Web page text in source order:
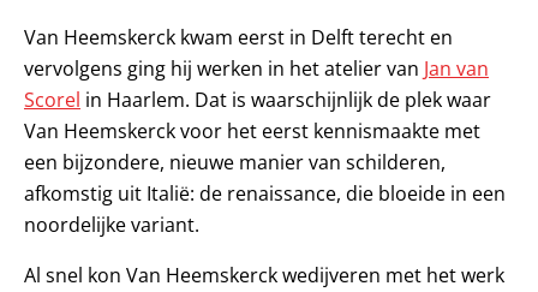
Van Heemskerck kwam eerst in Delft terecht en
vervolgens ging hij werken in het atelier van Jan van
Scorel in Haarlem. Dat is waarschijnlijk de plek waar
Van Heemskerck voor het eerst kennismaakte met
een bijzondere, nieuwe manier van schilderen,
afkomstig uit Italië: de renaissance, die bloeide in een
noordelijke variant.
Al snel kon Van Heemskerck wedijveren met het werk